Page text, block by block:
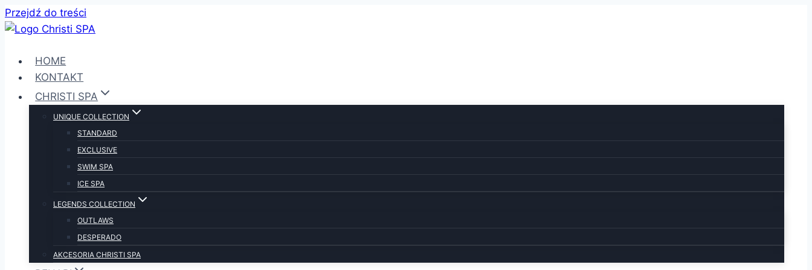
Przejdź do treści
HOME
KONTAKT
CHRISTI SPA
UNIQUE COLLECTION
STANDARD
EXCLUSIVE
SWIM SPA
ICE SPA
LEGENDS COLLECTION
OUTLAWS
DESPERADO
AKCESORIA CHRISTI SPA